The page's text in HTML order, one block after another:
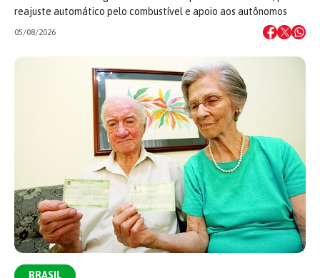
reajuste automático pelo combustível e apoio aos autônomos
05/08/2026
BRASIL